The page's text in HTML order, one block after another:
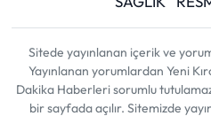
Sitede yayınlanan içerik ve
Yayınlanan yorumlardan Yeni
Dakika Haberleri sorumlu
bir sayfada açılır. Sitemizde